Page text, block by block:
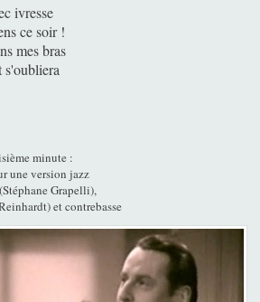
ivresse
ce soir !
mes bras
s'oubliera
minute :
une version jazz
Grapelli),
et contrebasse